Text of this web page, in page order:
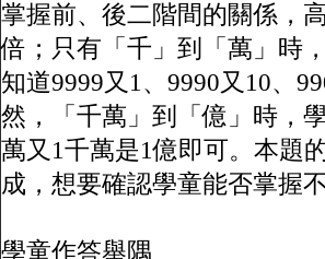
掌握前、後二階間的關係，
倍；只有「千」到「萬」時
知道9999又1、9990又10、
然，「千萬」到「億」時，
萬又1千萬是1億即可。本題
成，想要確認學童能否掌握
學童作答舉隅